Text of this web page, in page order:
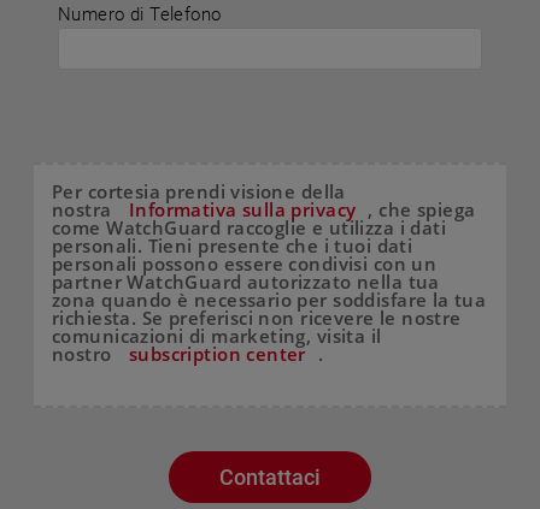
Numero di Telefono
Per cortesia prendi visione della
nostra Informativa sulla privacy , che spiega
come WatchGuard raccoglie e utilizza i dati
personali. Tieni presente che i tuoi dati
personali possono essere condivisi con un
partner WatchGuard autorizzato nella tua
zona quando è necessario per soddisfare la tua
richiesta. Se preferisci non ricevere le nostre
comunicazioni di marketing, visita il
nostro subscription center .
Contattaci